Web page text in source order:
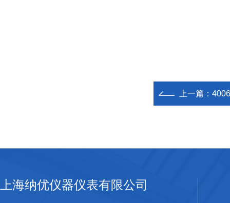
上一篇：
上海纳优仪器仪表有限公司